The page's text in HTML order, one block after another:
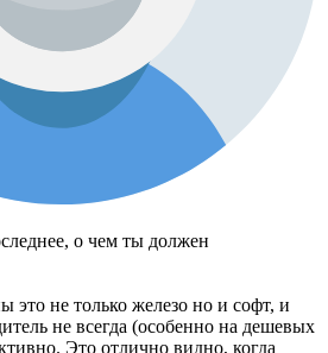
о чем ты должен
это не только железо но и софт, и
не всегда (особенно на дешевых
Это отлично видно, когда